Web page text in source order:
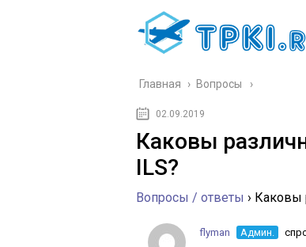
Главная › Вопросы
02.09.2019
Каковы
ILS?
Вопросы / ответы › Каковы
flyman Админ.